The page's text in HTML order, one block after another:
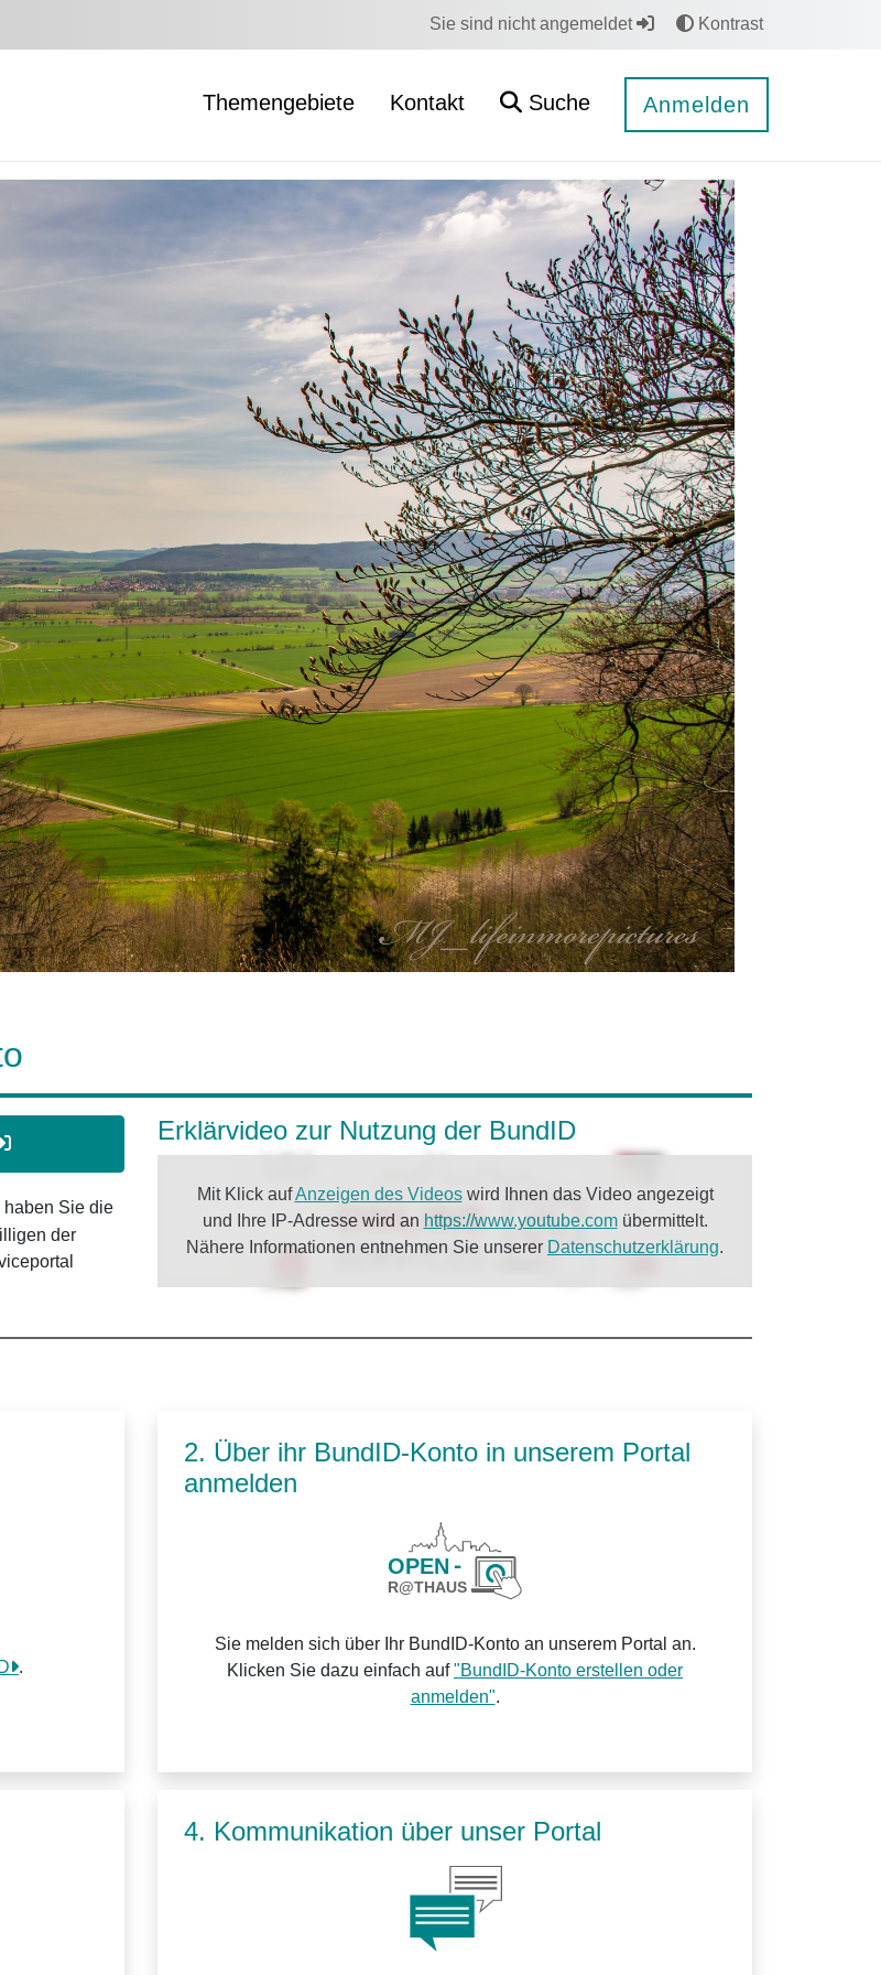
Sie sind nicht angemeldet Kontrast
Themengebiete Kontakt Suche Anmelden
haben Sie die
der
Erklärvideo zur Nutzung der BundID
Mit Klick aufAnzeigen des Videoswird Ihnen das Video angezeigt
und Ihre IP-Adresse wird an https://www.youtube.comübermittelt.
Nähere Informationen entnehmen Sie unserer Datenschutzerklärung.
.
2. Über ihr BundID-Konto in unserem Portal
anmelden
Sie melden sich über Ihr BundID-Konto an unserem Portal an.
Klicken Sie dazu einfach auf"BundID-Konto erstellen oder
anmelden".
4. Kommunikation über unser Portal